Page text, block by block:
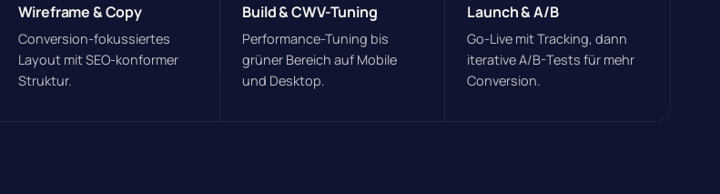
Wireframe & Copy
Conversion-fokussiertes
Layout mit SEO-konformer
Struktur.
Build & CWV-Tuning
Performance-Tuning bis
grüner Bereich auf Mobile
und Desktop.
Launch & A/B
Go-Live mit Tracking, dann
iterative A/B-Tests für mehr
Conversion.